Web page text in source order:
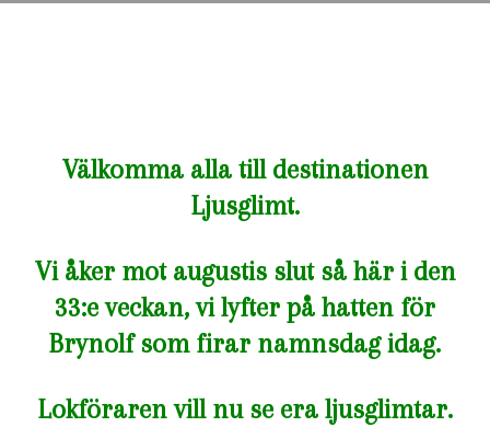
Välkomma alla till destinationen
Ljusglimt.
Vi åker mot augustis slut så här i den
33:e veckan, vi lyfter på hatten för
Brynolf som firar namnsdag idag.
Lokföraren vill nu se era ljusglimtar.